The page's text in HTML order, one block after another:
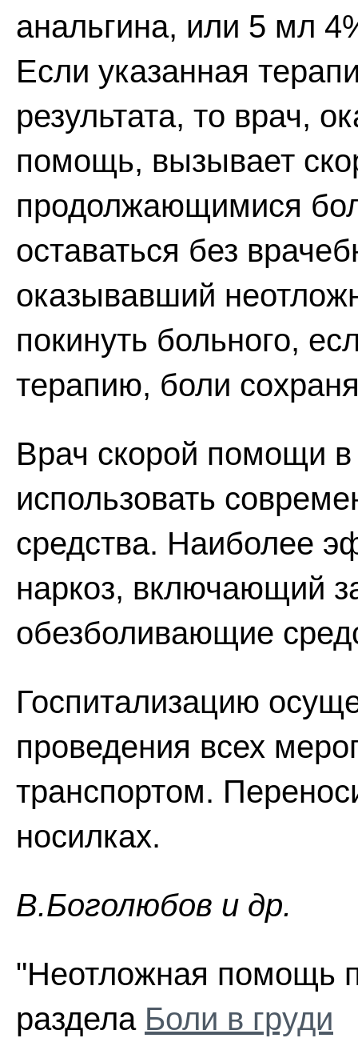
анальгина, или 5 мл
Если указанная
результата, то врач,
помощь, вызывает
продолжающимися
оставаться без
оказывавший
покинуть больного,
терапию, боли
Врач скорой помощи
использовать
средства. Наиболее
наркоз, включающий
обезболивающие
Госпитализацию
проведения всех
транспортом.
носилках.
В.Боголюбов и др.
"Неотложная помощь
раздела Боли в груди